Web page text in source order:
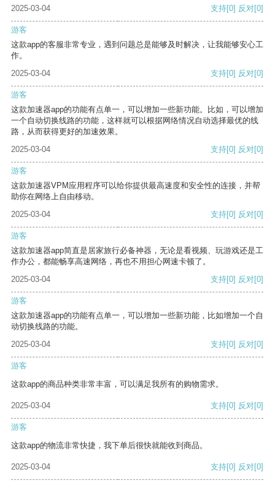
2025-03-04 支持[0] 反对[0]
游客
这款app的客服非常专业，遇到问题总是能够及时解决，让我能够安心工
作。
2025-03-04
支持[0] 反对[0]
游客
这款加速器app的功能有点单一，可以增加一些新功能。比如，可以增加
一个自动切换线路的功能，这样就可以根据网络情况自动选择最优的线
路，从而获得更好的加速效果。
2025-03-04
支持[0] 反对[0]
游客
这款加速器VPM应用程序可以给你提供最高速度和安全性的连接，并帮
助你在网络上自由移动。
2025-03-04
支持[0] 反对[0]
游客
这款加速器app简直是居家旅行必备神器，无论是看视频、玩游戏还是工
作办公，都能畅享高速网络，再也不用担心网速卡顿了。
2025-03-04
支持[0] 反对[0]
游客
这款加速器app的功能有点单一，可以增加一些新功能，比如增加一个自
动切换线路的功能。
2025-03-04
支持[0] 反对[0]
游客
这款app的商品种类非常丰富，可以满足我所有的购物需求。
2025-03-04 支持[0] 反对[0]
游客
这款app的物流非常快捷，我下单后很快就能收到商品。
2025-03-04 支持[0] 反对[0]